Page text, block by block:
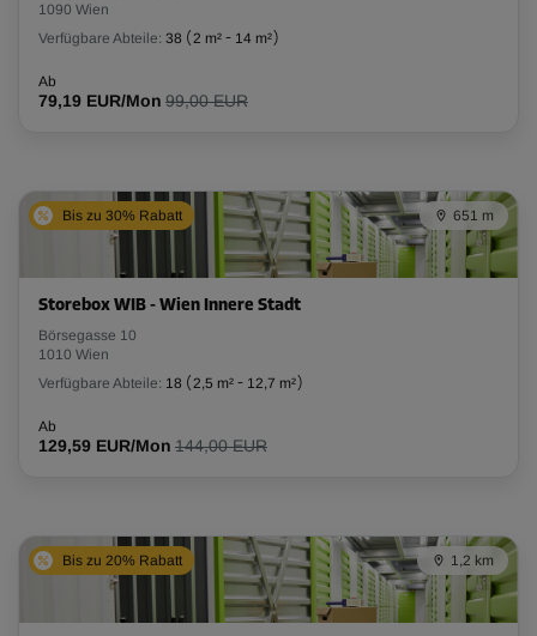
1090 Wien
Verfügbare Abteile: 38 (2 m² - 14 m²)
Ab
79,19 EUR/Mon 99,00 EUR
Bis zu 30% Rabatt 651 m
Storebox WIB - Wien Innere Stadt
Börsegasse 10
1010 Wien
Verfügbare Abteile: 18 (2,5 m² - 12,7 m²)
Ab
129,59 EUR/Mon 144,00 EUR
Bis zu 20% Rabatt 1,2 km